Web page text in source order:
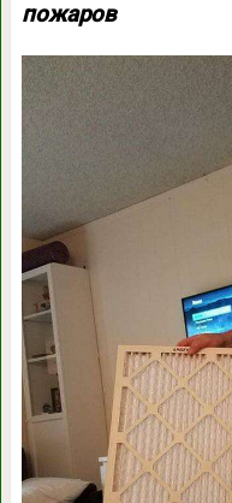
пожаров